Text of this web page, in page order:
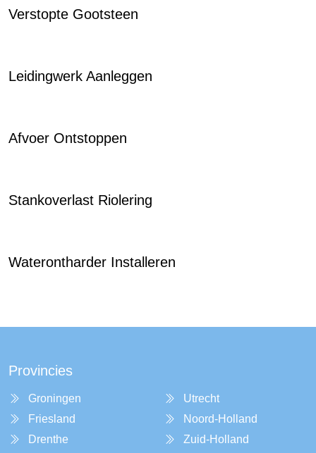
Verstopte Gootsteen
Leidingwerk Aanleggen
Afvoer Ontstoppen
Stankoverlast Riolering
Waterontharder Installeren
Provincies
Groningen
Friesland
Drenthe
Utrecht
Noord-Holland
Zuid-Holland